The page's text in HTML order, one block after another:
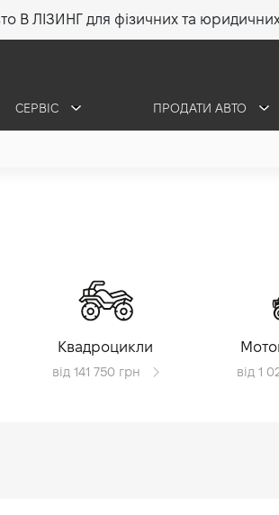
В ЛІЗИНГ для фізичних та
СЕРВІС ПРОДАТИ АВТО
Квадроцикли
від 141 750 грн від 1